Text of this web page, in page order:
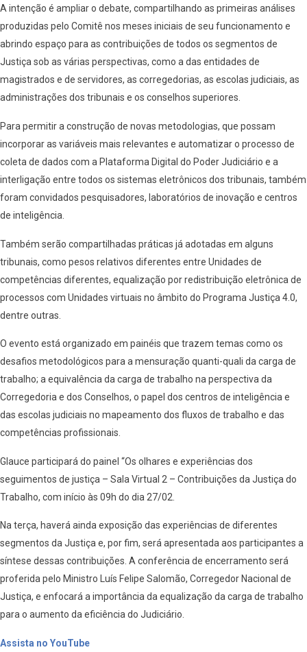
A intenção é ampliar o debate, compartilhando as primeiras análises
produzidas pelo Comitê nos meses iniciais de seu funcionamento e
abrindo espaço para as contribuições de todos os segmentos de
Justiça sob as várias perspectivas, como a das entidades de
magistrados e de servidores, as corregedorias, as escolas judiciais, as
administrações dos tribunais e os conselhos superiores.
Para permitir a construção de novas metodologias, que possam
incorporar as variáveis mais relevantes e automatizar o processo de
coleta de dados com a Plataforma Digital do Poder Judiciário e a
interligação entre todos os sistemas eletrônicos dos tribunais, também
foram convidados pesquisadores, laboratórios de inovação e centros
de inteligência.
Também serão compartilhadas práticas já adotadas em alguns
tribunais, como pesos relativos diferentes entre Unidades de
competências diferentes, equalização por redistribuição eletrônica de
processos com Unidades virtuais no âmbito do Programa Justiça 4.0,
dentre outras.
O evento está organizado em painéis que trazem temas como os
desafios metodológicos para a mensuração quanti-quali da carga de
trabalho; a equivalência da carga de trabalho na perspectiva da
Corregedoria e dos Conselhos, o papel dos centros de inteligência e
das escolas judiciais no mapeamento dos fluxos de trabalho e das
competências profissionais.
Glauce participará do painel “Os olhares e experiências dos
seguimentos de justiça – Sala Virtual 2 – Contribuições da Justiça do
Trabalho, com início às 09h do dia 27/02.
Na terça, haverá ainda exposição das experiências de diferentes
segmentos da Justiça e, por fim, será apresentada aos participantes a
síntese dessas contribuições. A conferência de encerramento será
proferida pelo Ministro Luís Felipe Salomão, Corregedor Nacional de
Justiça, e enfocará a importância da equalização da carga de trabalho
para o aumento da eficiência do Judiciário.
Assista no YouTube